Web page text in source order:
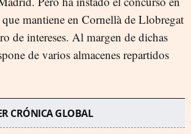
mantiene en Cornellà de Llobregat
de intereses. Al margen de dichas
de varios almacenes repartidos
CRÓNICA GLOBAL